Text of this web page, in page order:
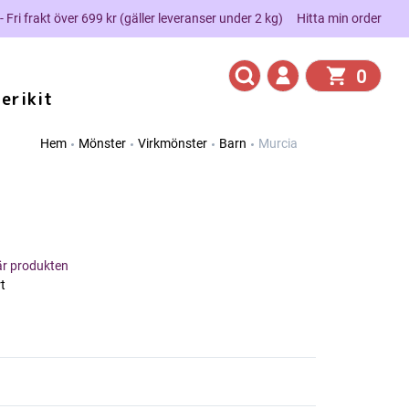
Fri frakt över 699 kr (gäller leveranser under 2 kg) Hitta min order
0
Hem Mönster Virkmönster Barn Murcia
produkten